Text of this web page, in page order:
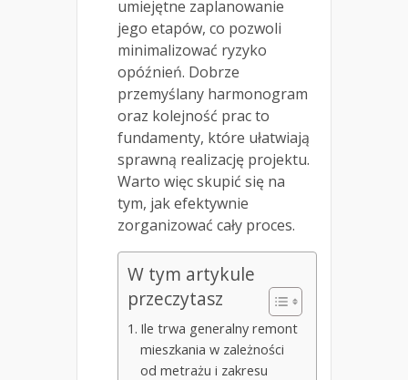
umiejętne zaplanowanie
jego etapów, co pozwoli
minimalizować ryzyko
opóźnień. Dobrze
przemyślany harmonogram
oraz kolejność prac to
fundamenty, które ułatwiają
sprawną realizację projektu.
Warto więc skupić się na
tym, jak efektywnie
zorganizować cały proces.
W tym artykule
przeczytasz
Ile trwa generalny remont
mieszkania w zależności
od metrażu i zakresu